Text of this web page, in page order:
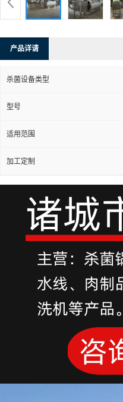
产品详请
杀菌设备类型
型号
适用范围
加工定制